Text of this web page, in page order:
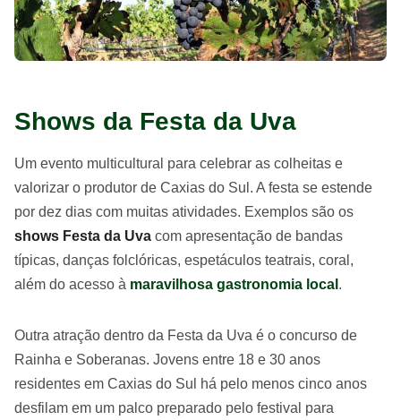
Shows da Festa da Uva
Um evento multicultural para celebrar as colheitas e
valorizar o produtor de Caxias do Sul. A festa se estende
por dez dias com muitas atividades. Exemplos são os
shows Festa da Uva com apresentação de bandas
típicas, danças folclóricas, espetáculos teatrais, coral,
além do acesso à maravilhosa gastronomia local .
Outra atração dentro da Festa da Uva é o concurso de
Rainha e Soberanas. Jovens entre 18 e 30 anos
residentes em Caxias do Sul há pelo menos cinco anos
desfilam em um palco preparado pelo festival para